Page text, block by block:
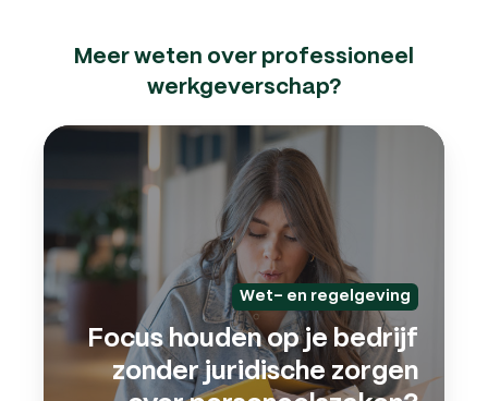
Meer weten over professioneel
werkgeverschap?
Wet- en regelgeving
Focus houden op je bedrijf
zonder juridische zorgen